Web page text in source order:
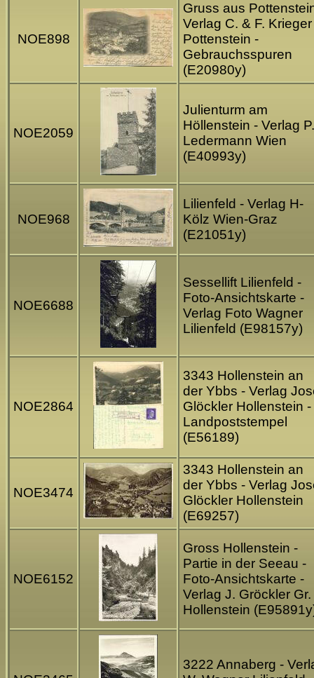
NOE898
Gruss aus
Verlag C. & F. Krieger
Pottenstein -
Gebrauchsspuren
(E20980y)
NOE2059
Julienturm am
Höllenstein - Verlag P.
Ledermann Wien
(E40993y)
NOE968
Lilienfeld - Verlag H-
Kölz Wien-Graz
(E21051y)
NOE6688
Sessellift Lilienfeld -
Foto-Ansichtskarte -
Verlag Foto Wagner
Lilienfeld (E98157y)
NOE2864
3343 Hollenstein an
der Ybbs - Verlag
Glöckler Hollenstein -
Landpoststempel
(E56189)
NOE3474
3343 Hollenstein an
der Ybbs - Verlag
Glöckler Hollenstein
(E69257)
NOE6152
Gross Hollenstein -
Partie in der Seeau -
Foto-Ansichtskarte -
Verlag J. Gröckler Gr.
Hollenstein
3222 Annaberg -